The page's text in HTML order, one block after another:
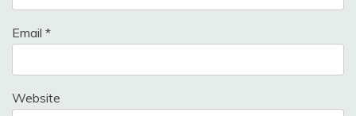
Email *
Website